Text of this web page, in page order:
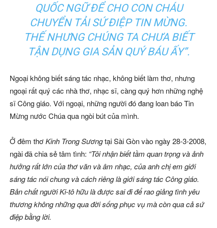
QUỐC NGỮ ĐỂ CHO CON CHÁU
CHUYỂN TẢI SỨ ĐIỆP TIN MỪNG.
THẾ NHƯNG CHÚNG TA CHƯA BIẾT
TẬN DỤNG GIA SẢN QUÝ BÁU ẤY”.
Ngoại không biết sáng tác nhạc, không biết làm thơ, nhưng
ngoại rất quý các nhà thơ, nhạc sĩ, càng quý hơn những nghệ
sĩ Công giáo. Với ngoại, những người đó đang loan báo Tin
Mừng nước Chúa qua ngòi bút của mình.
Ở đêm thơKinh Trong Sươngtại Sài Gòn vào ngày 28-3-2008,
ngài đã chia sẻ tâm tình: “Tôi nhận biết tầm quan trọng và ảnh
hưởng rất lớn của thơ văn và âm nhạc, của anh chị em giới
sáng tác nói chung và cách riêng là giới sáng tác Công giáo.
Bản chất người Ki-tô hữu là được sai đi để rao giảng tình yêu
thương không những qua đời sống phục vụ mà còn qua cả sứ
điệp bằng lời.